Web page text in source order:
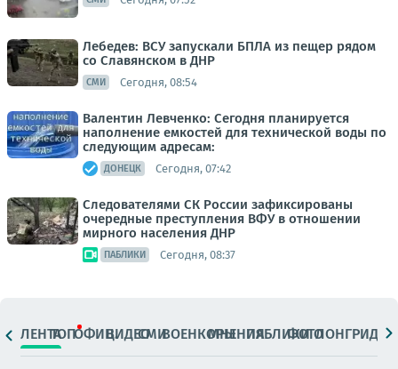
Лебедев: ВСУ запускали БПЛА из пещер рядом
со Славянском в ДНР
СМИ Сегодня, 08:54
Валентин Левченко: Сегодня планируется
наполнение емкостей для технической воды по
следующим адресам:
ДОНЕЦК Сегодня, 07:42
Следователями СК России зафиксированы
очередные преступления ВФУ в отношении
мирного населения ДНР
ПАБЛИКИ Сегодня, 08:37
ЛЕНТАТОПОФИЦ.ВИДЕОСМИВОЕНКОРЫМНЕНИЯПАБЛИКИ
ФОТОЛОНГРИДЫ